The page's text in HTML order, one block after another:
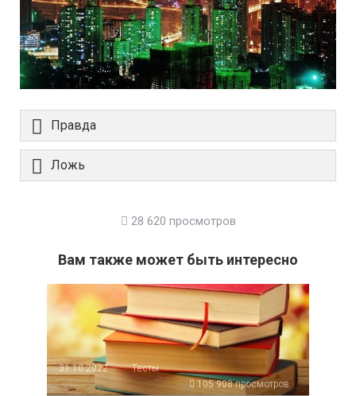
Правда
Ложь
28 620 просмотров
Вам также может быть интересно
31.10.2022
Тесты
105 908 просмотров